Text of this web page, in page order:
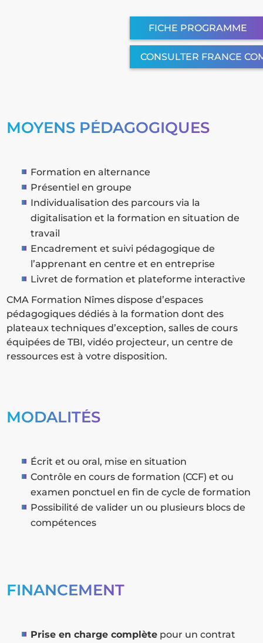
FICHE PROGRAMME
CONSULTER FRANCE
MOYENS PÉDAGOGIQUES
Formation en alternance
Présentiel en groupe
Individualisation des parcours via la
digitalisation et la formation en situation de
travail
Encadrement et suivi pédagogique de
l’apprenant en centre et en entreprise
Livret de formation et plateforme interactive
CMA Formation Nîmes dispose d’espaces
pédagogiques dédiés à la formation dont des
plateaux techniques d’exception, salles de cours
équipées de TBI, vidéo projecteur, un centre de
ressources est à votre disposition.
MODALITÉS
Écrit et ou oral, mise en situation
Contrôle en cours de formation (CCF) et ou
examen ponctuel en fin de cycle de formation
Possibilité de valider un ou plusieurs blocs de
compétences
FINANCEMENT
Prise en charge complète pour un contrat